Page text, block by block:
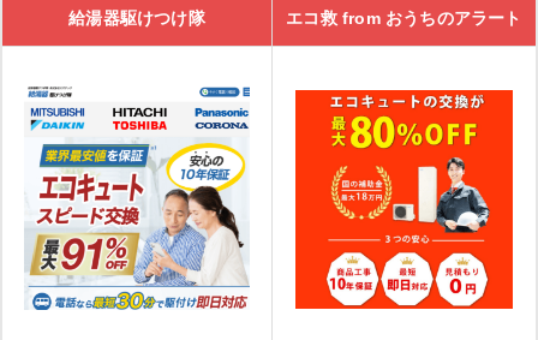
給湯器駆けつけ隊 エコ救 from おうちのアラート